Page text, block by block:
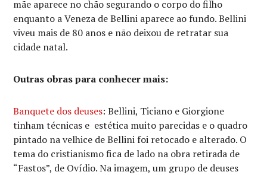
mãe aparece no chão segurando o corpo do filho
enquanto a Veneza de Bellini aparece ao fundo. Bellini
viveu mais de 80 anos e não deixou de retratar sua
cidade natal.
Outras obras para conhecer mais:
Banquete dos deuses: Bellini, Ticiano e Giorgione
tinham técnicas e estética muito parecidas e o quadro
pintado na velhice de Bellini foi retocado e alterado. O
tema do cristianismo fica de lado na obra retirada de
“Fastos”, de Ovídio. Na imagem, um grupo de deuses